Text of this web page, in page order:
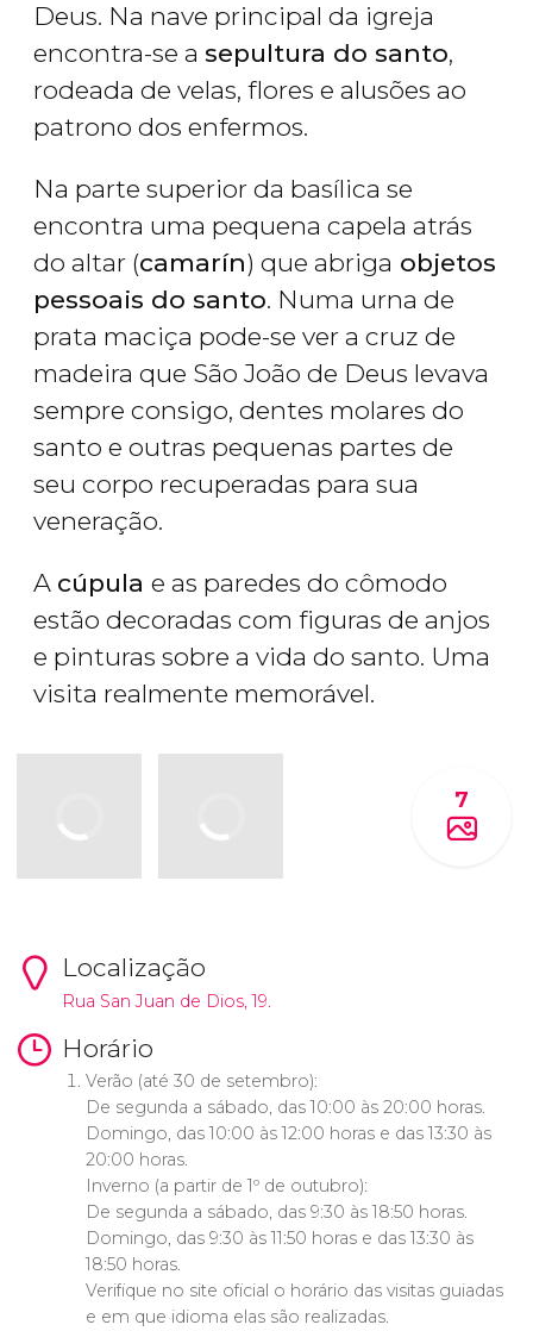
Deus. Na nave principal da igreja
encontra-se a sepultura do santo,
rodeada de velas, flores e alusões ao
patrono dos enfermos.
Na parte superior da basílica se
encontra uma pequena capela atrás
do altar (camarín) que abriga objetos
pessoais do santo. Numa urna de
prata maciça pode-se ver a cruz de
madeira que São João de Deus levava
sempre consigo, dentes molares do
santo e outras pequenas partes de
seu corpo recuperadas para sua
veneração.
A cúpula e as paredes do cômodo
estão decoradas com figuras de anjos
e pinturas sobre a vida do santo. Uma
visita realmente memorável.
7
Localização
Rua San Juan de Dios, 19.
Horário
Verão (até 30 de setembro):
De segunda a sábado, das 10:00 às 20:00 horas.
Domingo, das 10:00 às 12:00 horas e das 13:30 às
20:00 horas.
Inverno (a partir de 1º de outubro):
De segunda a sábado, das 9:30 às 18:50 horas.
Domingo, das 9:30 às 11:50 horas e das 13:30 às
18:50 horas.
Verifique no site oficial o horário das visitas guiadas
e em que idioma elas são realizadas.